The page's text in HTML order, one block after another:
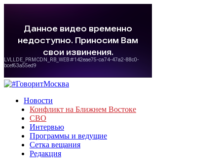
Новости
Конфликт на Ближнем Востоке
СВО
Интервью
Программы и ведущие
Сетка вещания
Редакция